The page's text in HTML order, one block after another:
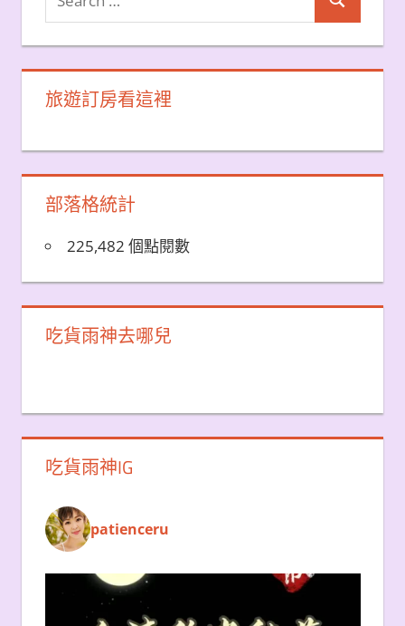
Search
旅遊訂房看這裡
部落格統計
225,482 個點閱數
吃貨雨神去哪兒
吃貨雨神IG
patienceru